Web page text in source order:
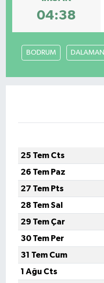
04:38
BODRUM DALAMAN
25 Tem Cts
26 Tem Paz
27 Tem Pts
28 Tem Sal
29 Tem Çar
30 Tem Per
31 Tem Cum
1 Ağu Cts
İlanlar